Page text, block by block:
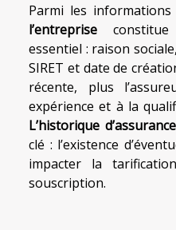
Parmi les informations
l’entreprise
essentiel : raison
SIRET et date de
récente, plus
expérience et à la
L’historique d’assurance
clé : l’existence
impacter la
souscription.